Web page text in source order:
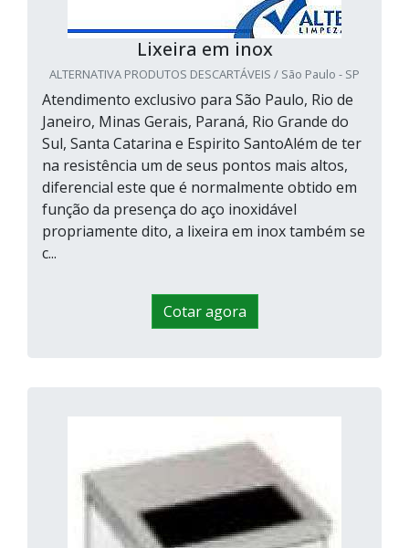
Lixeira em inox
ALTERNATIVA PRODUTOS DESCARTÁVEIS / São Paulo - SP
Atendimento exclusivo para São Paulo, Rio de
Janeiro, Minas Gerais, Paraná, Rio Grande do
Sul, Santa Catarina e Espirito SantoAlém de ter
na resistência um de seus pontos mais altos,
diferencial este que é normalmente obtido em
função da presença do aço inoxidável
propriamente dito, a lixeira em inox também se
c...
Cotar agora